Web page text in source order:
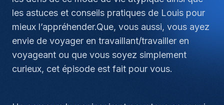
les astuces et conseils pratiques de Louis pour
mieux l’appréhender.Que, vous aussi, vous ayez
envie de voyager en travaillant/travailler en
voyageant ou que vous soyez simplement
curieux, cet épisode est fait pour vous.